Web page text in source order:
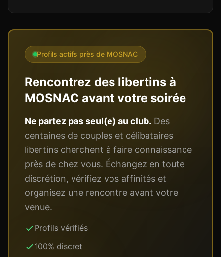
Profils actifs près de MOSNAC
Rencontrez des libertins à
MOSNAC avant votre soirée
Ne partez pas seul(e) au club. Des
centaines de couples et célibataires
libertins cherchent à faire connaissance
près de chez vous. Échangez en toute
discrétion, vérifiez vos affinités et
organisez une rencontre avant votre
venue.
Profils vérifiés
100% discret